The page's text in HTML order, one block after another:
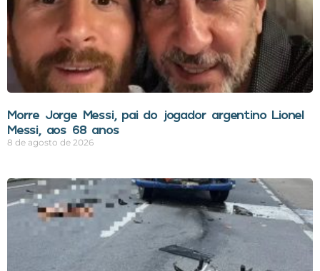
Morre Jorge Messi, pai do jogador argentino Lionel
Messi, aos 68 anos
8 de agosto de 2026